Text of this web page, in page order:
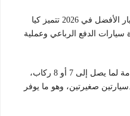
والأمان<p>لماذا كيا كرنفال هي الخيار الأفضل في 2026 تتميز كيا
سيارات الدفع الرباعي وعملية
الفاخرة.<p>وتتسع السيارة براحة تامة لما يصل إلى 7 أو 8 ركاب،
.سيارتين صغيرتين، وهو ما يوفر